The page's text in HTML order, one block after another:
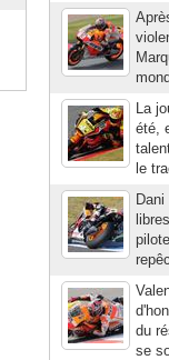
La
été,
le
du
se